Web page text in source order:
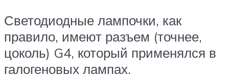
Светодиодные лампочки, как
правило, имеют разъем (точнее,
цоколь) G4, который применялся в
галогеновых лампах.